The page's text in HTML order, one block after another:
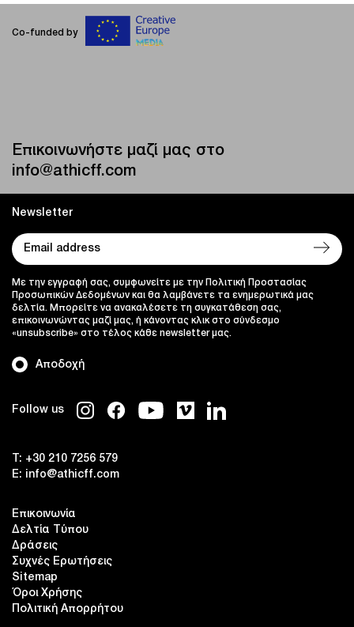
Co-funded by
Επικοινωνήστε μαζί μας στο
info@athicff.com
Follow us
T: +30 210 7256 579
E:
info@athicff.com
Επικοινωνία
Δελτία Τύπου
Δράσεις
Συχνές Ερωτήσεις
Sitemap
Όροι Χρήσης
Πολιτική Απορρήτου
Newsletter
Αποδοχή
Με την εγγραφή σας, συμφωνείτε με την Πολιτική Προστασίας
Προσωπικών Δεδομένων και θα λαμβάνετε τα ενημερωτικά μας
δελτία. Μπορείτε να ανακαλέσετε τη συγκατάθεση σας,
επικοινωνώντας μαζί μας, ή κάνοντας κλικ στο σύνδεσμο
«unsubscribe» στο τέλος κάθε newsletter μας.